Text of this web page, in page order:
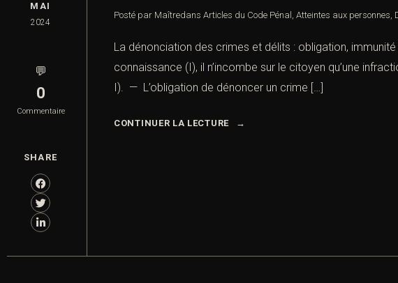
MAI
2024
💬
0
Commentaire
SHARE
Posté par Maîtredans Articles du Code Pénal , Atteintes aux personnes,
La dénonciation des crimes et délits : obligation,
connaissance (I), il n’incombe sur le citoyen qu’une
I). — L’obligation de dénoncer un crime […]
CONTINUER LA LECTURE